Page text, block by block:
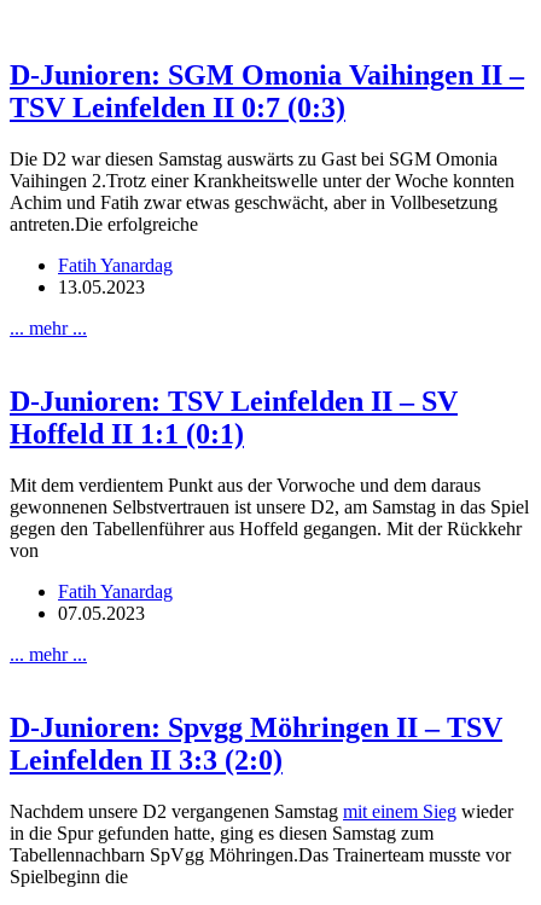
D-Junioren: SGM Omonia Vaihingen II –
TSV Leinfelden II 0:7 (0:3)
Die D2 war diesen Samstag auswärts zu Gast bei SGM Omonia
Vaihingen 2.Trotz einer Krankheitswelle unter der Woche konnten
Achim und Fatih zwar etwas geschwächt, aber in Vollbesetzung
antreten.Die erfolgreiche
Fatih Yanardag
13.05.2023
... mehr ...
D-Junioren: TSV Leinfelden II – SV
Hoffeld II 1:1 (0:1)
Mit dem verdientem Punkt aus der Vorwoche und dem daraus
gewonnenen Selbstvertrauen ist unsere D2, am Samstag in das Spiel
gegen den Tabellenführer aus Hoffeld gegangen. Mit der Rückkehr
von
Fatih Yanardag
07.05.2023
... mehr ...
D-Junioren: Spvgg Möhringen II – TSV
Leinfelden II 3:3 (2:0)
Nachdem unsere D2 vergangenen Samstag mit einem Sieg wieder
in die Spur gefunden hatte, ging es diesen Samstag zum
Tabellennachbarn SpVgg Möhringen.Das Trainerteam musste vor
Spielbeginn die